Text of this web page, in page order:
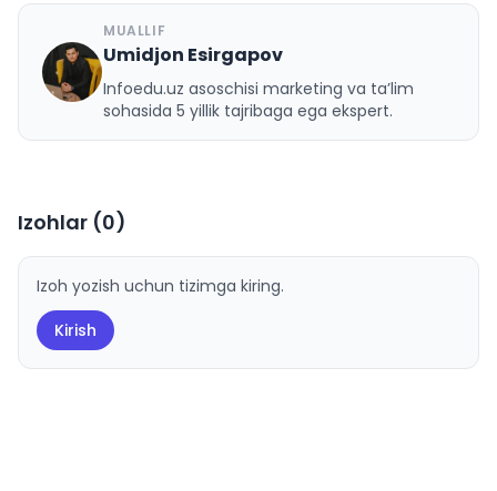
U
MUALLIF
Umidjon Esirgapov
Infoedu.uz asoschisi marketing va ta’lim
sohasida 5 yillik tajribaga ega ekspert.
Izohlar (0)
Izoh yozish uchun tizimga kiring.
Kirish